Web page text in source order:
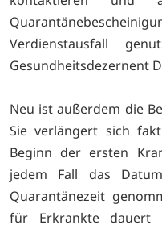
Verdienstausfall
Gesundheitsdezernent
Neu ist außerdem die
Sie verlängert sich
Beginn der ersten
jedem Fall das
Quarantänezeit
für Erkrankte dauert